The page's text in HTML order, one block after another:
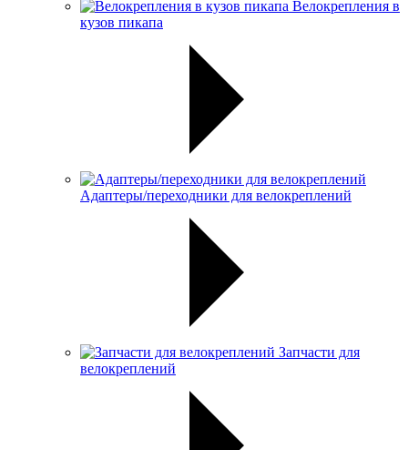
Велокрепления в
кузов пикапа
Адаптеры/переходники для велокреплений
Запчасти для
велокреплений